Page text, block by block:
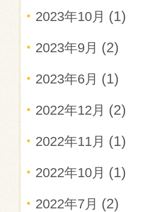
2023年10月 (1)
2023年9月 (2)
2023年6月 (1)
2022年12月 (2)
2022年11月 (1)
2022年10月 (1)
2022年7月 (2)